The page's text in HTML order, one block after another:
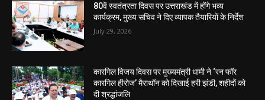
80वें स्वतंत्रता दिवस पर उत्तराखंड में होंगे भव्य
कार्यक्रम, मुख्य सचिव ने दिए व्यापक तैयारियों के निर्देश
July 29, 2026
कारगिल विजय दिवस पर मुख्यमंत्री धामी ने ‘रन फॉर
कारगिल हीरोज’ मैराथॉन को दिखाई हरी झंडी, शहीदों को
दी श्रद्धांजलि